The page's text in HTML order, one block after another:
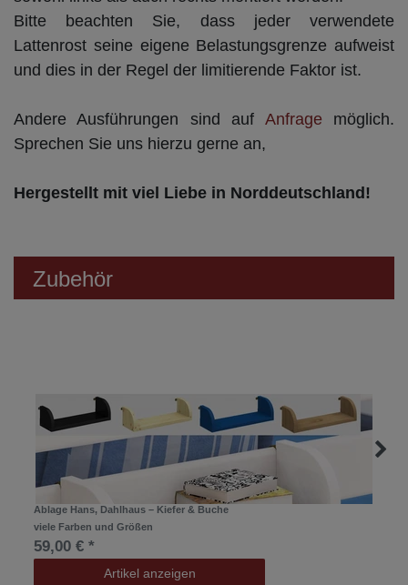
Bitte beachten Sie, dass jeder verwendete
Lattenrost seine eigene Belastungsgrenze aufweist
und dies in der Regel der limitierende Faktor ist.
Andere Ausführungen sind auf Anfrage möglich.
Sprechen Sie uns hierzu gerne an,
Hergestellt mit viel Liebe in Norddeutschland!
Zubehör
Ablage Hans, Dahlhaus – Kiefer & Buche
viele Farben und Größen
59,00 € *
Artikel anzeigen